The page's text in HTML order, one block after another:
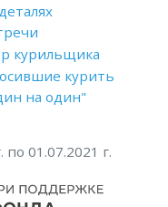
курильщика
курить
на один"
по 01.07.2021 г.